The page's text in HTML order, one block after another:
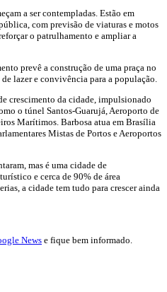
a ser contempladas. Estão em
com previsão de viaturas e motos
o patrulhamento e ampliar a
prevê a construção de uma praça no
lazer e convivência para a população.
crescimento da cidade, impulsionado
o túnel Santos-Guarujá, Aeroporto de
Marítimos. Barbosa atua em Brasília
Mistas de Portos e Aeroportos
mas é uma cidade de
e cerca de 90% de área
a cidade tem tudo para crescer ainda
Newse fique bem informado.